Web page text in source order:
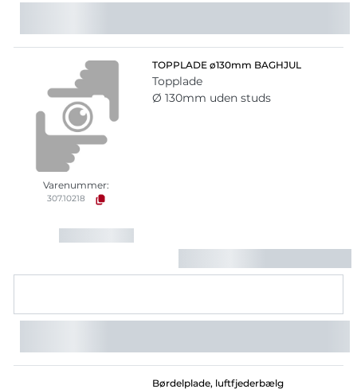
Varenummer:
307.10218
TOPPLADE ø130mm BAGHJUL
Topplade
Ø 130mm uden studs
Børdelplade, luftfjederbælg